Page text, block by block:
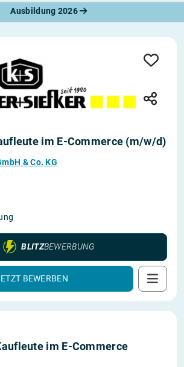
Ausbildung 2026
im E-Commerce (m/w/d)
& Co. KG
BLITZBEWERBUNG
BEWERBEN
im E-Commerce